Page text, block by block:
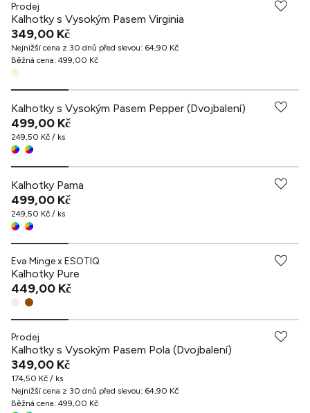
Prodej
Kalhotky s Vysokým Pasem Virginia
349,00 Kč
Nejnižší cena z 30 dnů před slevou: 64,90 Kč
Běžná cena: 499,00 Kč
Kalhotky s Vysokým Pasem Pepper (Dvojbalení)
499,00 Kč
249,50 Kč / ks
Kalhotky Pama
499,00 Kč
249,50 Kč / ks
Eva Minge x ESOTIQ
Kalhotky Pure
449,00 Kč
Prodej
Kalhotky s Vysokým Pasem Pola (Dvojbalení)
349,00 Kč
174,50 Kč / ks
Nejnižší cena z 30 dnů před slevou: 64,90 Kč
Běžná cena: 499,00 Kč